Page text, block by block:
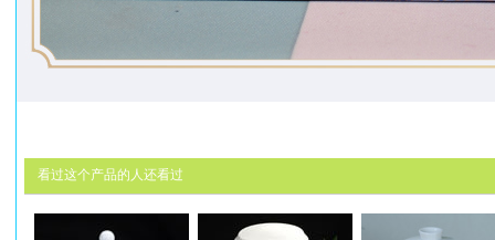
看过这个产品的人还看过